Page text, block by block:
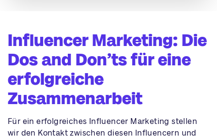
Influencer Marketing: Die
Dos and Don’ts für eine
erfolgreiche
Zusammenarbeit
Für ein erfolgreiches Influencer Marketing stellen
wir den Kontakt zwischen diesen Influencern und